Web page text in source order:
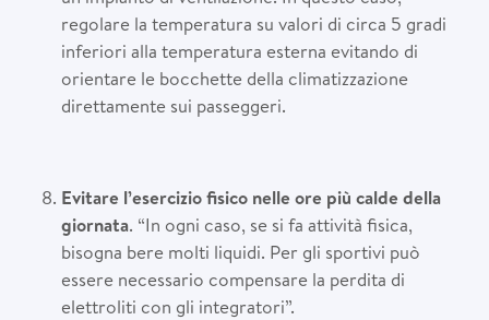
regolare la temperatura su valori di circa 5 gradi
inferiori alla temperatura esterna evitando di
orientare le bocchette della climatizzazione
direttamente sui passeggeri.
Evitare l’esercizio fisico nelle ore più calde della
giornata. “In ogni caso, se si fa attività fisica,
bisogna bere molti liquidi. Per gli sportivi può
essere necessario compensare la perdita di
elettroliti con gli integratori”.